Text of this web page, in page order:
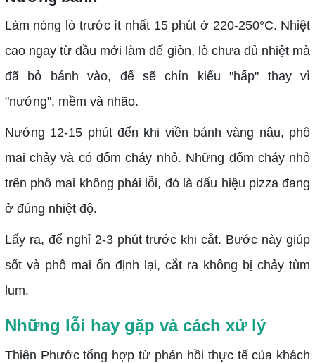
Làm nóng lò trước ít nhất 15 phút ở 220-250°C. Nhiệt
cao ngay từ đầu mới làm đế giòn, lò chưa đủ nhiệt mà
đã bỏ bánh vào, đế sẽ chín kiểu "hấp" thay vì
"nướng", mềm và nhão.
Nướng 12-15 phút đến khi viền bánh vàng nâu, phô
mai chảy và có đốm cháy nhỏ. Những đốm cháy nhỏ
trên phô mai không phải lỗi, đó là dấu hiệu pizza đang
ở đúng nhiệt độ.
Lấy ra, để nghỉ 2-3 phút trước khi cắt. Bước này giúp
sốt và phô mai ổn định lại, cắt ra không bị chảy tùm
lum.
Những lỗi hay gặp và cách xử lý
Thiên Phước tổng hợp từ phản hồi thực tế của khách